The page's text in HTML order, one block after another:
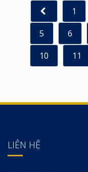
1
5
6
10
11
LIÊN HỆ